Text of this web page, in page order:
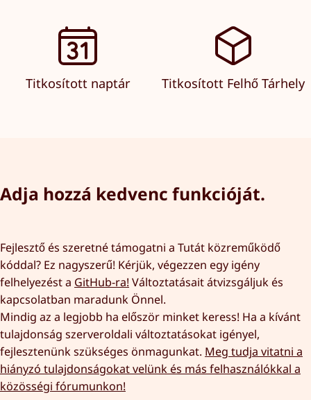
Titkosított naptár Titkosított Felhő Tárhely
Adja hozzá kedvenc funkcióját.
Fejlesztő és szeretné támogatni a Tutát közreműködő
kóddal? Ez nagyszerű! Kérjük, végezzen egy igény
felhelyezést a GitHub-ra! Változtatásait átvizsgáljuk és
kapcsolatban maradunk Önnel.
Mindig az a legjobb ha először minket keress! Ha a kívánt
tulajdonság szerveroldali változtatásokat igényel,
fejlesztenünk szükséges önmagunkat. Meg tudja vitatni a
hiányzó tulajdonságokat velünk és más felhasználókkal a
közösségi fórumunkon!